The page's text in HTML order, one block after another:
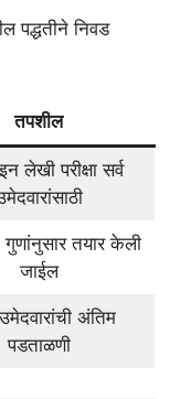
पद्धतीने निवड
तपशील
लेखी परीक्षा सर्व
गुणांनुसार तयार केली
जाईल
अंतिम
पडताळणी